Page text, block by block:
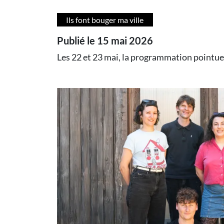
Ils font bouger ma ville
Publié le 15 mai 2026
Les 22 et 23 mai, la programmation